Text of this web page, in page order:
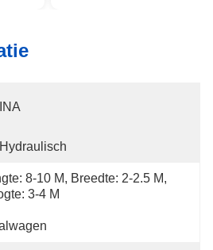
8-10 M, Breedte: 2-2.5 M,
3-4 M